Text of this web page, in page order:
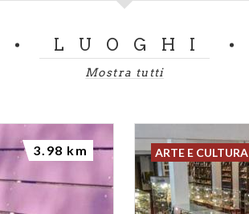
LUOGHI
Mostra tutti
3.98 km ARTE E CULTURA